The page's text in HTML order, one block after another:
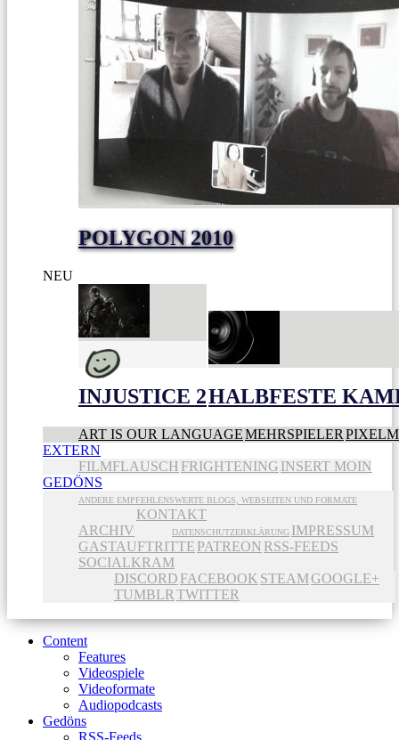
POLYGON 2010
NEU
INJUSTICE 2HALBFESTE
ART IS OUR LANGUAGEMEHRSPIELER
EXTERN
FILMFLAUSCH FRIGHTENING INSERT MOIN
GEDÖNS
ANDERE EMPFEHLENSWERTE BLOGS, WEBSEITEN UND FORMATE
ARCHIV
KONTAKT
DATENSCHUTZERKLÄRUNG IMPRESSUM
GASTAUFTRITTE PATREON RSS-FEEDS
SOCIALKRAM
DISCORD FACEBOOK STEAMGOOGLE+
TUMBLR TWITTER
Content
Features
Videospiele
Videoformate
Audiopodcasts
Gedöns